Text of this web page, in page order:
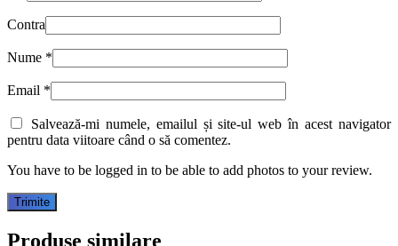
Contra
Nume *
Email *
Salvează-mi numele, emailul și site-ul web în acest navigator
pentru data viitoare când o să comentez.
You have to be logged in to be able to add photos to your review.
Produse similare